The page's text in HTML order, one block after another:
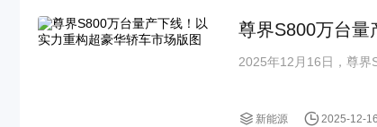
尊界S800万台量
2025年12月16日，尊界
新能源 2025-12-16